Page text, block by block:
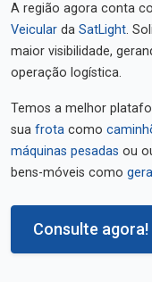
A região agora conta
Veicular da SatLight.
maior visibilidade,
operação logística.
Temos a melhor
sua frota como
máquinas pesadas ou
bens-móveis como
Consulte agora!